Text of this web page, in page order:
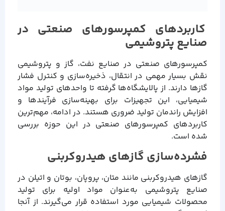
کاربردهای کمپرسورهای صنعتی در
صنایع پتروشیمی
کمپرسورهای صنعتی در صنایع نفت، گاز و پتروشیمی
نقش بسیار مهمی در انتقال، ذخیره‌سازی و کنترل فشار
گازها دارند. از پالایشگاه‌ها گرفته تا واحدهای تولید مواد
شیمیایی، این تجهیزات برای بهینه‌سازی فرآیندها و
افزایش راندمان تولید ضروری هستند. در ادامه، مهم‌ترین
کاربردهای کمپرسورهای صنعتی در این حوزه بررسی
شده است.
فشرده‌سازی گازهای هیدروکربنی
گازهای هیدروکربنی مانند متان، پروپان، بوتان و اتیلن در
صنایع پتروشیمی به‌عنوان مواد اولیه برای تولید
محصولات شیمیایی مورد استفاده قرار می‌گیرند. از آنجا